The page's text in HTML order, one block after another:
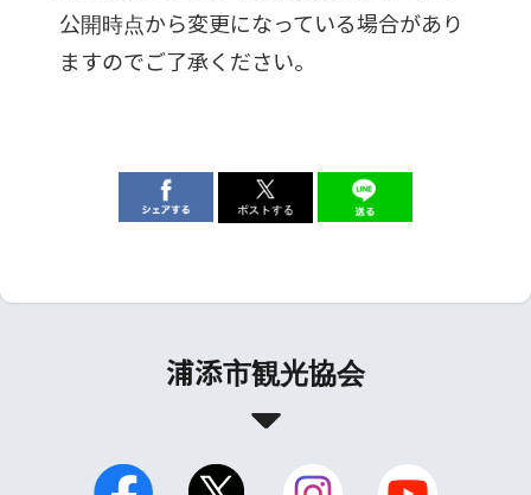
公開時点から変更になっている場合があり
ますのでご了承ください。
浦添市観光協会